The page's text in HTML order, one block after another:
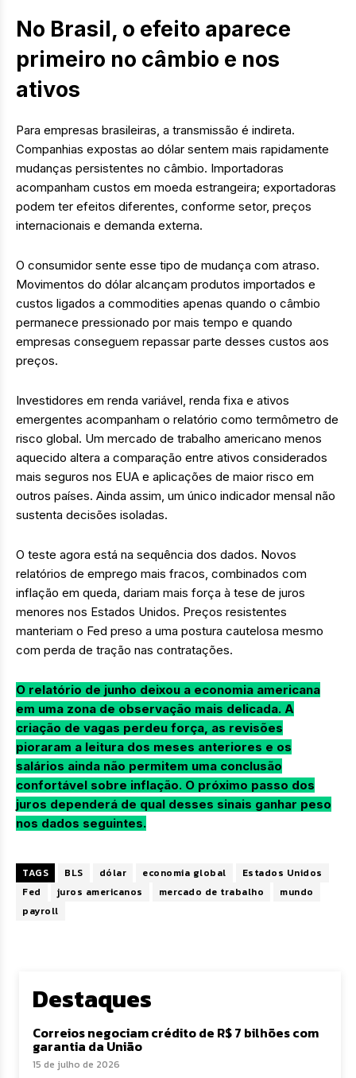
No Brasil, o efeito aparece
primeiro no câmbio e nos
ativos
Para empresas brasileiras, a transmissão é indireta.
Companhias expostas ao dólar sentem mais rapidamente
mudanças persistentes no câmbio. Importadoras
acompanham custos em moeda estrangeira; exportadoras
podem ter efeitos diferentes, conforme setor, preços
internacionais e demanda externa.
O consumidor sente esse tipo de mudança com atraso.
Movimentos do dólar alcançam produtos importados e
custos ligados a commodities apenas quando o câmbio
permanece pressionado por mais tempo e quando
empresas conseguem repassar parte desses custos aos
preços.
Investidores em renda variável, renda fixa e ativos
emergentes acompanham o relatório como termômetro de
risco global. Um mercado de trabalho americano menos
aquecido altera a comparação entre ativos considerados
mais seguros nos EUA e aplicações de maior risco em
outros países. Ainda assim, um único indicador mensal não
sustenta decisões isoladas.
O teste agora está na sequência dos dados. Novos
relatórios de emprego mais fracos, combinados com
inflação em queda, dariam mais força à tese de juros
menores nos Estados Unidos. Preços resistentes
manteriam o Fed preso a uma postura cautelosa mesmo
com perda de tração nas contratações.
O relatório de junho deixou a economia americana
em uma zona de observação mais delicada. A
criação de vagas perdeu força, as revisões
pioraram a leitura dos meses anteriores e os
salários ainda não permitem uma conclusão
confortável sobre inflação. O próximo passo dos
juros dependerá de qual desses sinais ganhar peso
nos dados seguintes.
TAGS BLS dólar economia global
Estados Unidos
Fed
juros americanos mercado de trabalho
mundo
payroll
Destaques
Correios negociam crédito de R$ 7 bilhões com
garantia da União
15 de julho de 2026